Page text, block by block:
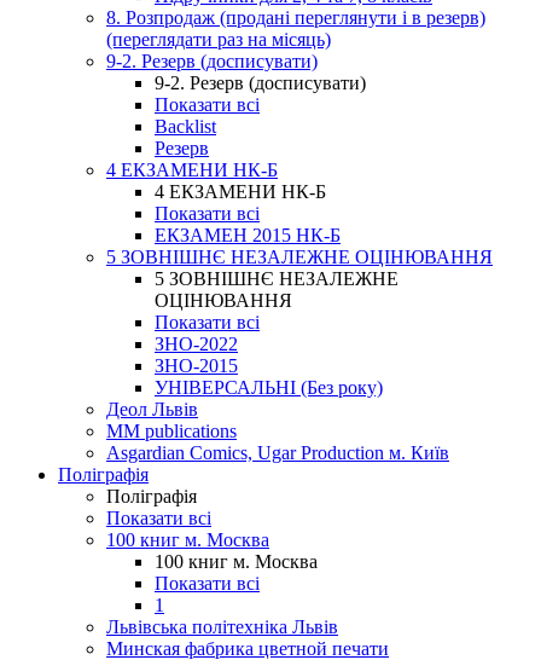
8. Розпродаж (продані переглянути і в резерв)
(переглядати раз на місяць)
9-2. Резерв (досписувати)
9-2. Резерв (досписувати)
Показати всі
Backlist
Резерв
4 ЕКЗАМЕНИ НК-Б
4 ЕКЗАМЕНИ НК-Б
Показати всі
ЕКЗАМЕН 2015 НК-Б
5 ЗОВНІШНЄ НЕЗАЛЕЖНЕ ОЦІНЮВАННЯ
5 ЗОВНІШНЄ НЕЗАЛЕЖНЕ
ОЦІНЮВАННЯ
Показати всі
ЗНО-2022
ЗНО-2015
УНІВЕРСАЛЬНІ (Без року)
Деол Львів
MM publications
Asgardian Comics, Ugar Production м. Київ
Поліграфія
Поліграфія
Показати всі
100 книг м. Москва
100 книг м. Москва
Показати всі
1
Львівська політехніка Львів
Минская фабрика цветной печати